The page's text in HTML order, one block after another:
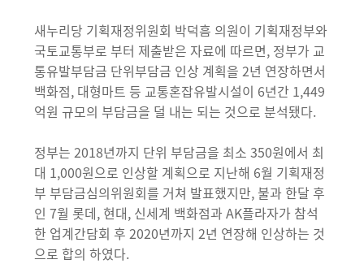
새누리당 기획재정위원회 박덕흠 의원이 기획재정부와
국토교통부로 부터 제출받은 자료에 따르면, 정부가 교
통유발부담금 단위부담금 인상 계획을 2년 연장하면서
백화점, 대형마트 등 교통혼잡유발시설이 6년간 1,449
억원 규모의 부담금을 덜 내는 되는 것으로 분석됐다.
정부는 2018년까지 단위 부담금을 최소 350원에서 최
대 1,000원으로 인상할 계획으로 지난해 6월 기획재정
부 부담금심의위원회를 거쳐 발표했지만, 불과 한달 후
인 7월 롯데, 현대, 신세계 백화점과 AK플라자가 참석
한 업계간담회 후 2020년까지 2년 연장해 인상하는 것
으로 합의 하였다.